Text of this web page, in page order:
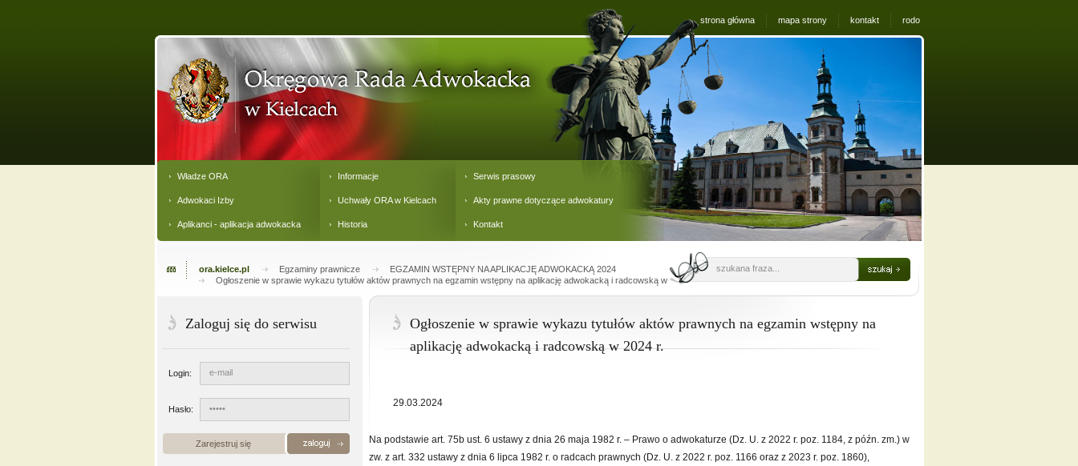
strona główna mapa strony kontakt rodo
Władze ORA
Adwokaci Izby
Aplikanci - aplikacja adwokacka
Informacje
Uchwały ORA w Kielcach
Historia
Serwis prasowy
Akty prawne dotyczące adwokatury
Kontakt
ora.kielce.pl Egzaminy prawnicze
EGZAMIN WSTĘPNY NA APLIKACJĘ ADWOKACKĄ 2024
Ogłoszenie w sprawie wykazu tytułów aktów prawnych na egzamin wstępny na aplikację adwokacką i radcowską w 2024 r.
szukana fraza...
Ogłoszenie w sprawie wykazu tytułów aktów prawnych na egzamin wstępny na
aplikację adwokacką i radcowską w 2024 r.
29.03.2024
Na podstawie art. 75b ust. 6 ustawy z dnia 26 maja 1982 r. – Prawo o adwokaturze (Dz. U. z 2022 r. poz. 1184, z późn. zm.) w
zw. z art. 332 ustawy z dnia 6 lipca 1982 r. o radcach prawnych (Dz. U. z 2022 r. poz. 1166 oraz z 2023 r. poz. 1860),
Zaloguj się do serwisu
Login:
Hasło:
Zarejestruj się